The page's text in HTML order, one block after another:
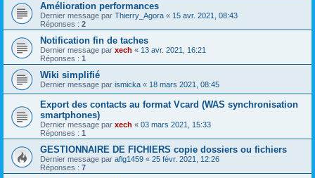
Amélioration performances
Dernier message par Thierry_Agora « 15 avr. 2021, 08:43
Réponses : 2
Notification fin de taches
Dernier message par xech « 13 avr. 2021, 16:21
Réponses : 1
Wiki simplifié
Dernier message par ismicka « 18 mars 2021, 08:45
Export des contacts au format Vcard (WAS synchronisation
smartphones)
Dernier message par xech « 03 mars 2021, 15:33
Réponses : 1
GESTIONNAIRE DE FICHIERS copie dossiers ou fichiers
Dernier message par aflg1459 « 25 févr. 2021, 12:26
Réponses : 7